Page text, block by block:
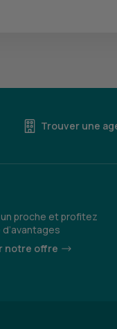
Trouver une
proche et profitez
notre offre